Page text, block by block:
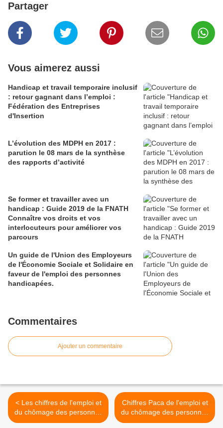
Partager
Vous aimerez aussi
Handicap et travail temporaire inclusif
: retour gagnant dans l’emploi :
Fédération des Entreprises
d'Insertion
L’évolution des MDPH en 2017 :
parution le 08 mars de la synthèse
des rapports d’activité
Se former et travailler avec un
handicap : Guide 2019 de la FNATH
Connaître vos droits et vos
interlocuteurs pour améliorer vos
parcours
Un guide de l'Union des Employeurs
de l'Économie Sociale et Solidaire en
faveur de l'emploi des personnes
handicapées.
Commentaires
Ajouter un commentaire
< Les chiffres de l'emploi et
du chômage des personnes
handicapées en 2014
Chiffres Paca de l'emploi et
du chômage des personnes
handicapées en 2014 -